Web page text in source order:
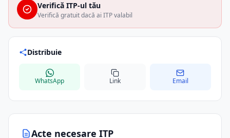
Acte necesare ITP
Verifică ITP-ul tău
Verifică gratuit dacă ai ITP valabil
Distribuie
WhatsApp Link Email